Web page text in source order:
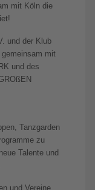
mit Köln die
und der Klub
mit
und des
Tanzgarden
zu
Talente und
und Vereine